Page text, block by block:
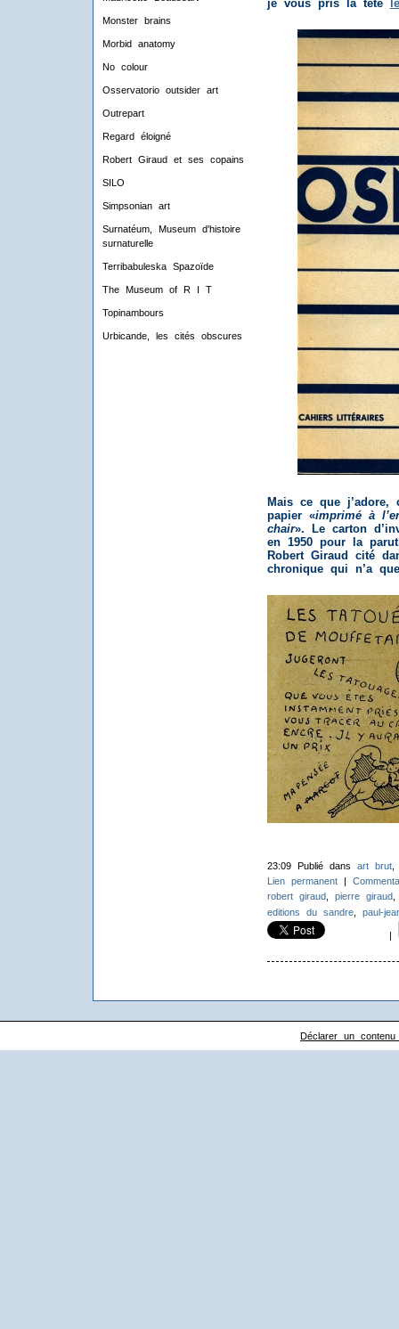
Monster brains
Morbid anatomy
No colour
Osservatorio outsider art
Outrepart
Regard éloigné
Robert Giraud et ses copains
SILO
Simpsonian art
Surnatéum, Museum d'histoire
surnaturelle
Terribabuleska Spazoïde
The Museum of R I T
Topinambours
Urbicande, les cités obscures
je vous pris la tête
Mais ce que j’adore,
papier «imprimé à
chair». Le carton
en 1950 pour la
Robert Giraud cité
chronique qui n’a
23:09 Publié dans art brut
Lien permanent|
robert giraud, pierre giraud
editions du sandre, paul-
|
Déclarer un contenu